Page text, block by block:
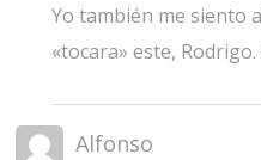
Yo también me siento
«tocara» este, Rodrigo.
Alfonso